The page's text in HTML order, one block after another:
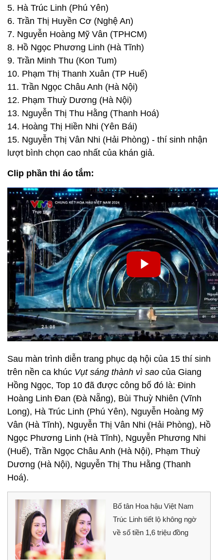
5. Hà Trúc Linh (Phú Yên)
6. Trần Thị Huyền Cơ (Nghệ An)
7. Nguyễn Hoàng Mỹ Vân (TPHCM)
8. Hồ Ngọc Phương Linh (Hà Tĩnh)
9. Trần Minh Thu (Kon Tum)
10. Phạm Thị Thanh Xuân (TP Huế)
11. Trần Ngọc Châu Anh (Hà Nội)
12. Phạm Thuỳ Dương (Hà Nội)
13. Nguyễn Thị Thu Hằng (Thanh Hoá)
14. Hoàng Thị Hiền Nhi (Yên Bái)
15. Nguyễn Thị Vân Nhi (Hải Phòng) - thí sinh nhận
lượt bình chọn cao nhất của khán giả.
Clip phần thi áo tắm:
Sau màn trình diễn trang phục dạ hội của 15 thí sinh
trên nền ca khúc Vụt sáng thành vì sao của Giang
Hồng Ngọc, Top 10 đã được công bố đó là: Đinh
Hoàng Linh Đan (Đà Nẵng), Bùi Thuỳ Nhiên (Vĩnh
Long), Hà Trúc Linh (Phú Yên), Nguyễn Hoàng Mỹ
Vân (Hà Tĩnh), Nguyễn Thị Vân Nhi (Hải Phòng), Hồ
Ngọc Phương Linh (Hà Tĩnh), Nguyễn Phương Nhi
(Huế), Trần Ngọc Châu Anh (Hà Nội), Phạm Thuỳ
Dương (Hà Nội), Nguyễn Thị Thu Hằng (Thanh
Hoá).
Bố tân Hoa hậu Việt Nam
Trúc Linh tiết lộ không ngờ
về số tiền 1,6 triệu đồng